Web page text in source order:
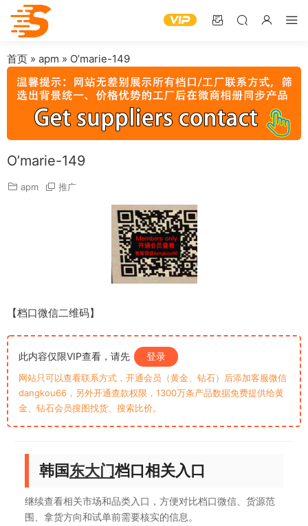
首页 » apm » O’marie-149
O’marie-149
apm 推广
【档口微信二维码】
此内容仅限VIP查看，请先 登录
网站只可以查看联系方式，开通会员（黄金、钻石）后添加客服微信
dangkou66，另外开通查款权限，1300万条产品数据免费提供给黄
金、钻石会员搜图找货、搜索比价。
韩国东大门档口相关入口
继续查看相关市场和品类入口，方便对比档口微信、货源范
围、拿货方向和试单前需要核实的信息。